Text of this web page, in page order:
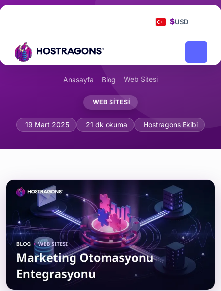
$USD
Anasayfa Blog Web Sitesi
WEB SITESI
Marketing Otomasyonu Entegrasyonu
19 Mart 2025 21 dk okuma Hostragons Ekibi